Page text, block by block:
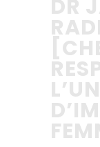
DR